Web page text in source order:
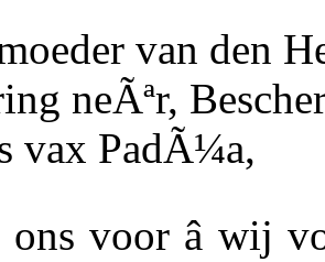
van den
neÃªr,
vax PadÃ¼a,
voor â wij